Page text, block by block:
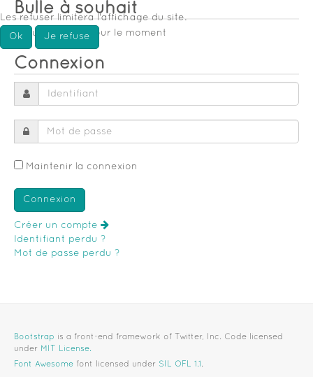
Bulle à souhait
Aucun souhait pour le moment
Connexion
Maintenir la connexion
Créer un compte
Identifiant perdu ?
Mot de passe perdu ?
Bootstrap is a front-end framework of Twitter, Inc. Code licensed
under
MIT License.
Font Awesome font licensed under SIL OFL 1.1 .
Les refuser limitera l'affichage du site.
Ok Je refuse